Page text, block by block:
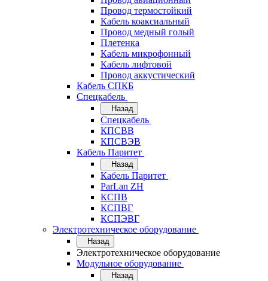
Провод термостойкий
Кабель коаксиальный
Провод медный голый
Плетенка
Кабель микрофонный
Кабель лифтовой
Провод аккустический
Кабель СПКБ
Спецкабель
Назад
Спецкабель
КПСВВ
КПСВЭВ
Кабель Паритет
Назад
Кабель Паритет
ParLan ZH
КСПВ
КСПВГ
КСПЭВГ
Электротехническое оборудование
Назад
Электротехническое оборудование
Модульное оборудование
Назад